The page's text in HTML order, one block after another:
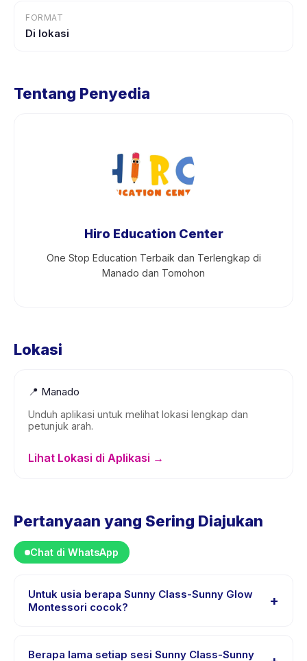
FORMAT
Di lokasi
Tentang Penyedia
Hiro Education Center
One Stop Education Terbaik dan Terlengkap di
Manado dan Tomohon
Lokasi
📍 Manado
Unduh aplikasi untuk melihat lokasi lengkap dan
petunjuk arah.
Lihat Lokasi di Aplikasi →
Pertanyaan yang Sering Diajukan
Chat di WhatsApp
Untuk usia berapa Sunny Class-Sunny Glow
Montessori cocok?
+
anak usia 1 sampai 3 tahun. Instruktur menyesuaikan
Berapa lama setiap sesi Sunny Class-Sunny